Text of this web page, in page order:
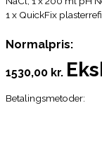
1 x QuickFix
Normalpris:
1530,00 kr.
Betalingsmetoder: